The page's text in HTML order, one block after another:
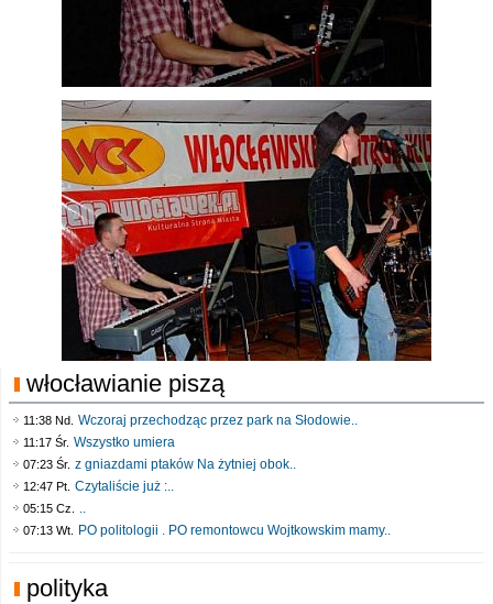
włocławianie piszą
11:38 Nd. Wczoraj przechodząc przez park na Słodowie..
11:17 Śr. Wszystko umiera
07:23 Śr. z gniazdami ptaków Na żytniej obok..
12:47 Pt. Czytaliście już :..
05:15 Cz. ..
07:13 Wt. PO politologii . PO remontowcu Wojtkowskim mamy..
polityka